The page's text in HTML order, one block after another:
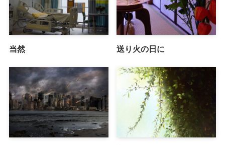
当然 送り火の日に